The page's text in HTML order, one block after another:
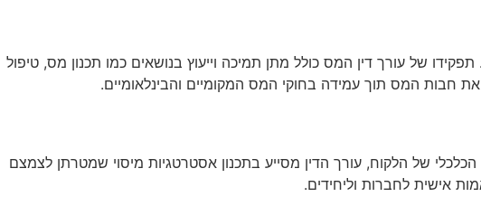
של עורך דין המס כולל מתן תמיכה וייעוץ בנושאים כמו תכנון מס, טיפול
חבות המס תוך עמידה בחוקי המס המקומיים והבינלאומיים.
של הלקוח, עורך הדין מסייע בתכנון אסטרטגיות מיסוי שמטרתן לצמצם
אישית לחברות וליחידים.